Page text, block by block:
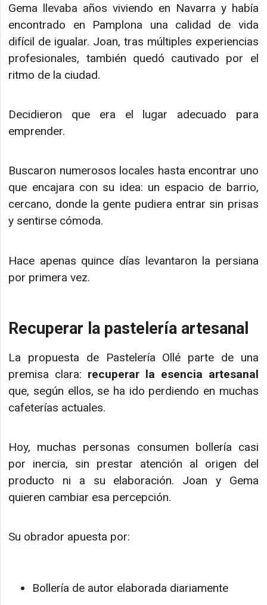
Gema llevaba años viviendo en Navarra y había
encontrado en Pamplona una calidad de vida
difícil de igualar. Joan, tras múltiples experiencias
profesionales, también quedó cautivado por el
ritmo de la ciudad.
Decidieron que era el lugar adecuado para
emprender.
Buscaron numerosos locales hasta encontrar uno
que encajara con su idea: un espacio de barrio,
cercano, donde la gente pudiera entrar sin prisas
y sentirse cómoda.
Hace apenas quince días levantaron la persiana
por primera vez.
Recuperar la pastelería artesanal
La propuesta de Pastelería Ollé parte de una
premisa clara: recuperar la esencia artesanal
que, según ellos, se ha ido perdiendo en muchas
cafeterías actuales.
Hoy, muchas personas consumen bollería casi
por inercia, sin prestar atención al origen del
producto ni a su elaboración. Joan y Gema
quieren cambiar esa percepción.
Su obrador apuesta por:
Bollería de autor elaborada diariamente